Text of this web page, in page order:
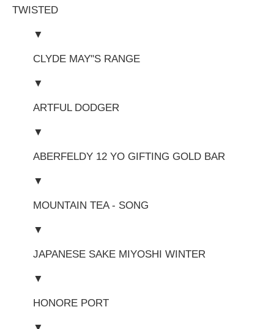
TWISTED
▼
CLYDE MAY"S RANGE
▼
ARTFUL DODGER
▼
ABERFELDY 12 YO GIFTING GOLD BAR
▼
MOUNTAIN TEA - SONG
▼
JAPANESE SAKE MIYOSHI WINTER
▼
HONORE PORT